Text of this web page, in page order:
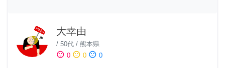
大幸由
/ 50代 / 熊本県
sentiment_satisfied 0 sentiment_neutral 0 sentiment_dissatisfied 0